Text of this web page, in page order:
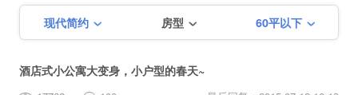
季建平+第三方全程监理双重保障】
【私人订制设计】
现代简约 房型 60平以下
酒店式小公寓大变身，小户型的春天~